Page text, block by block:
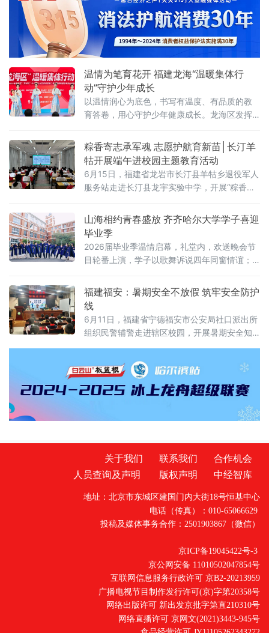
订单式人才培养开班启动仪式隆重举行。厦门
市保安集团党总支书记、总经理赖敏强，副总
经理谢锦涛、人力资源负责人苏宝吉等一行企
业嘉宾到场参会；校长李奠础、副理事长黄铁
枝等领导出席本次仪式。数智商旅与
温情为笔育花开 福建龙海“温暖集体行
动”守护少年成长
以温情润心为底色，书写有温度、有品质的教
育答卷，用心守护少年健康成长。龙海区发挥
研学线路；开展城乡结对手拉手活动，线上互
通共学、线下互帮互助；设立心灵树洞与校园
关爱信箱，打造隐秘的情绪倾诉空间；依托“小
青苔工作室”开展家庭教育活动百余场，
粽香寄志承军魂 志愿护航育新苗│长汀羊
牯开展端午进校园主题教育活动
6月15日，福建省龙岩市长汀县羊牯乡退役军人
服务站走进长汀县龙宇实验中学，开展“粽香寄
动，以思政润心、宣传赋能的方式，为羊牯籍
在校学子送上一堂生动深刻的成长教育课。
山海相约青春盛放 齐齐哈尔大学学子喜迎
毕业季
2026届毕业季温情启幕，礼堂内，欢送晚会节
目轮番上演，学子以歌舞诉说四年同窗情谊；
研学成果，尽显专业才华；座谈会、求职现场
里，大家畅谈理想、规划前路。校园内，毕业
生们身着学士服结伴“打卡”，在教学楼、图书
馆、林荫道定格青春笑脸，把人生最美好的时
光定格在
福建福安：暑期安全不放假 筑牢安全防护
线
6月11日，福建省宁德福安市公安局社口派出所
组织民警辅警走进辖区校园，开展暑期安全知
课。 讲座现场，民警结合夏季安全事故特点和
辖
关于我们 联系我们
合作机会
人员查询及声明
版权声明 中经智库
地址：北京市东城区建国门内大街18号恒基中心
电话（传真）：010-65066629
投稿及媒体事务合作：2501903867（微信）
京ICP备19045422号-3
京公网安备 11010502047854号
互联网信息服务行政许可 京B2-20213959
广播电视节目制作发行许可(京)字第20358号
网络出版许可 新出发京批字第直210310号
网络直播许可 京网文(2021)3443-945号